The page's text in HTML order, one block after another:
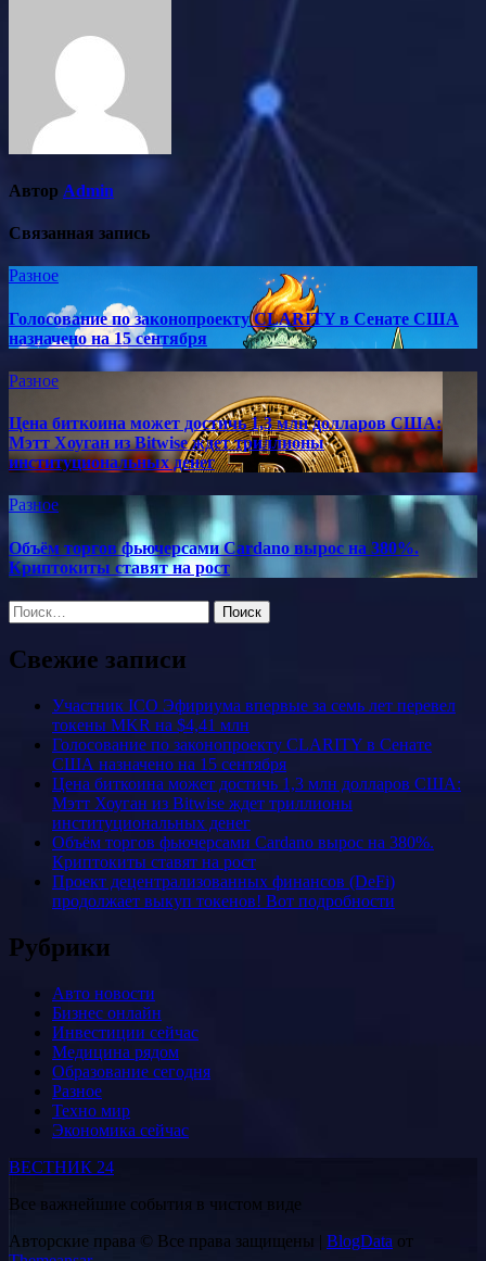
Автор Admin
Связанная запись
Разное
Голосование по законопроекту CLARITY в Сенате США
назначено на 15 сентября
Разное
Цена биткоина может достичь 1,3 млн долларов США:
Мэтт Хоуган из Bitwise ждет триллионы
институциональных денег
Разное
Объём торгов фьючерсами Cardano вырос на 380%.
Криптокиты ставят на рост
Найти:
Свежие записи
Участник ICO Эфириума впервые за семь лет перевел
токены MKR на $4,41 млн
Голосование по законопроекту CLARITY в Сенате
США назначено на 15 сентября
Цена биткоина может достичь 1,3 млн долларов США:
Мэтт Хоуган из Bitwise ждет триллионы
институциональных денег
Объём торгов фьючерсами Cardano вырос на 380%.
Криптокиты ставят на рост
Проект децентрализованных финансов (DeFi)
продолжает выкуп токенов! Вот подробности
Рубрики
Авто новости
Бизнес онлайн
Инвестиции сейчас
Медицина рядом
Образование сегодня
Разное
Техно мир
Экономика сейчас
ВЕСТНИК 24
Все важнейшие события в чистом виде
Авторские права © Все права защищены | BlogData от